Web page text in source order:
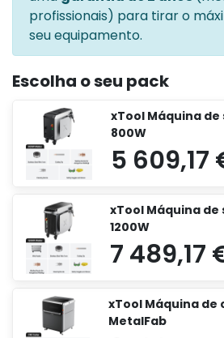
profissionais) para tirar o
seu equipamento.
Escolha o seu pack
xTool Máquina
800W
xTool Máquina
1200W
xTool Máquina de
MetalFab